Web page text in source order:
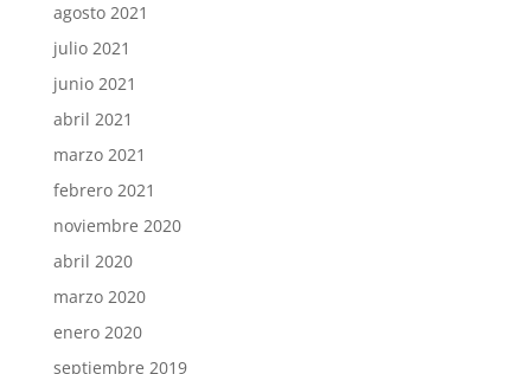
agosto 2021
julio 2021
junio 2021
abril 2021
marzo 2021
febrero 2021
noviembre 2020
abril 2020
marzo 2020
enero 2020
septiembre 2019